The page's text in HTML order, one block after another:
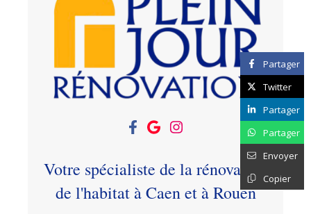
Votre spécialiste de la rénovation
de l'habitat à Caen et à Rouen
Partager
Twitter
Partager
Partager
Envoyer
Copier